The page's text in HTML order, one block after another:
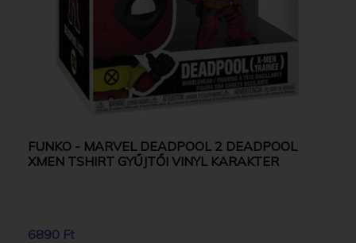
FUNKO - MARVEL DEADPOOL 2 DEADPOOL
XMEN TSHIRT GYŰJTŐI VINYL KARAKTER
6890 Ft